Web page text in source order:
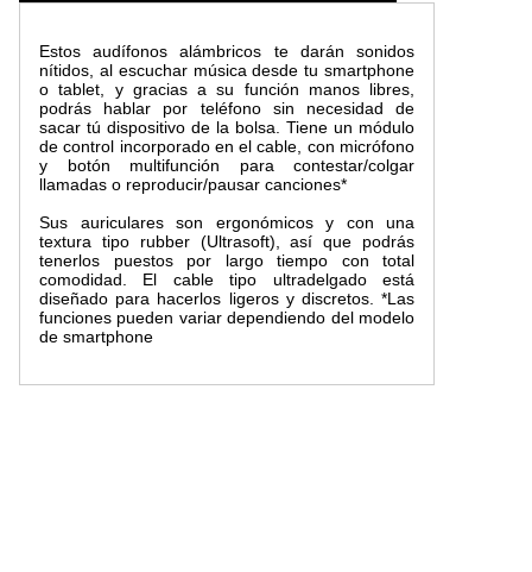
Estos audífonos alámbricos te darán sonidos
nítidos, al escuchar música desde tu smartphone
o tablet, y gracias a su función manos libres,
podrás hablar por teléfono sin necesidad de
sacar tú dispositivo de la bolsa. Tiene un módulo
de control incorporado en el cable, con micrófono
y botón multifunción para contestar/colgar
llamadas o reproducir/pausar canciones*
Sus auriculares son ergonómicos y con una
textura tipo rubber (Ultrasoft), así que podrás
tenerlos puestos por largo tiempo con total
comodidad. El cable tipo ultradelgado está
diseñado para hacerlos ligeros y discretos. *Las
funciones pueden variar dependiendo del modelo
de smartphone